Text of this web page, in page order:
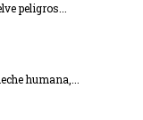
peligros...
humana,...